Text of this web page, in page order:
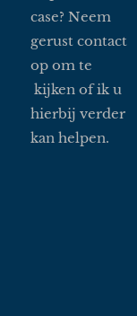
case? Neem
gerust contact
op om te
kijken of ik u
hierbij verder
kan helpen.